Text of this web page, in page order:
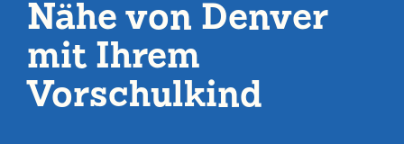
Nähe von Denver
mit Ihrem
Vorschulkind